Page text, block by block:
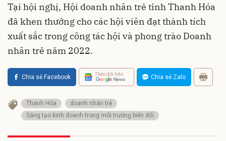
Tại hội nghị, Hội doanh nhân trẻ tỉnh Thanh Hóa
đã khen thưởng cho các hội viên đạt thành tích
xuất sắc trong công tác hội và phong trào Doanh
nhân trẻ năm 2022.
Chia sẻ Facebook Theo dõi trên Chia sẻ Zalo
Thanh Hóa
doanh nhân trẻ
Sáng tạo kinh doanh trong môi trường biến đổi